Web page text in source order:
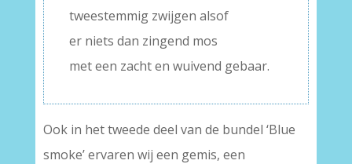
tweestemmig zwijgen alsof
er niets dan zingend mos
met een zacht en wuivend gebaar.
Ook in het tweede deel van de bundel ‘Blue
smoke’ ervaren wij een gemis, een